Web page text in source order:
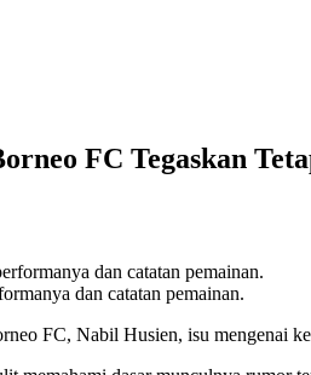
FC Tegaskan
dan catatan pemainan.
FC, Nabil Husien, isu mengenai